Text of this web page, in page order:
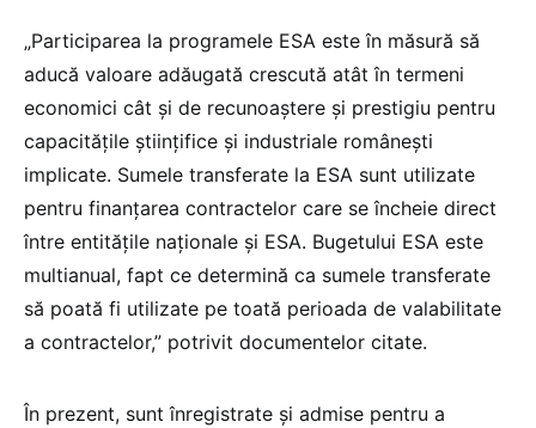
„Participarea la programele ESA este în măsură să
aducă valoare adăugată crescută atât în termeni
economici cât şi de recunoaştere şi prestigiu pentru
capacităţile ştiinţifice şi industriale româneşti
implicate. Sumele transferate la ESA sunt utilizate
pentru finanțarea contractelor care se încheie direct
între entitățile naționale și ESA. Bugetului ESA este
multianual, fapt ce determină ca sumele transferate
să poată fi utilizate pe toată perioada de valabilitate
a contractelor,” potrivit documentelor citate.
În prezent, sunt înregistrate și admise pentru a